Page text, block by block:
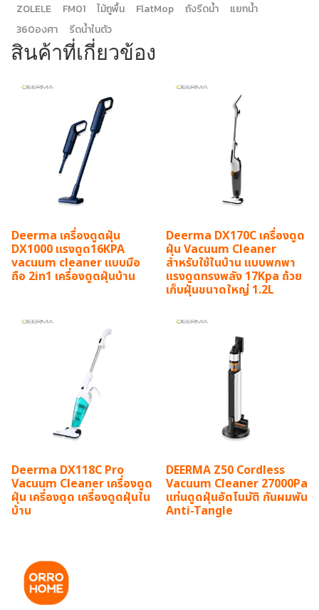
ZOLELE FM01 ไม้ถูพื้น FlatMop ถังรีดน้ำ
แยกน้ำ
360องศา
รีดน้ำในตัว
สินค้าที่เกี่ยวข้อง
Deerma เครื่องดูดฝุ่น
DX1000 แรงดูด16KPA
vacuum cleaner แบบมือ
ถือ 2in1 เครื่องดูดฝุ่นบ้าน
Deerma DX170C เครื่องดูด
ฝุ่น Vacuum Cleaner
สำหรับใช้ในบ้าน แบบพกพา
แรงดูดทรงพลัง 17Kpa ถ้วย
เก็บฝุ่นขนาดใหญ่ 1.2L
Deerma DX118C Pro
Vacuum Cleaner เครื่องดูด
ฝุ่น เครี่องดูด เครื่องดูดฝุ่นใน
บ้าน
DEERMA Z50 Cordless
Vacuum Cleaner 27000Pa
แท่นดูดฝุ่นอัตโนมัติ กันผมพัน
Anti-Tangle